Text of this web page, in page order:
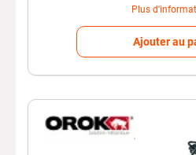
Plus
Ajouter au